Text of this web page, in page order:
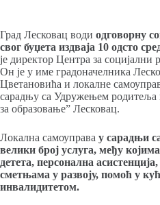
Град Лесковац води одговорну
свог буџета издваја 10 одсто
је директор Центра за
Он је у име градоначелника
Цветановића и локалне
сарадњу са Удружењем родитеља
за образовање” Лесковац.
Локална самоуправа у сарадњи
велики број услуга, међу
детета, персонална
сметњама у развоју, помоћ у
инвалидитетом.